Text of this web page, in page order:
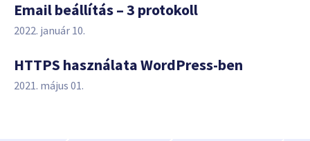
Email beállítás – 3 protokoll
2022. január 10.
HTTPS használata WordPress-ben
2021. május 01.